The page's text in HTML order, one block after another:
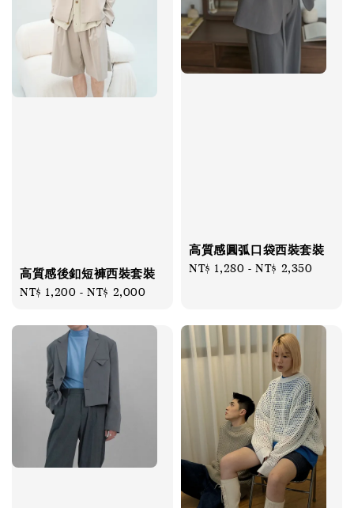
高質感後釦短褲西裝套裝
Regular
NT$ 1,200 -NT$ 2,000
高質感圓弧口袋西裝套裝
Regular
NT$ 1,280 -NT$ 2,350